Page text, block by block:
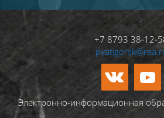
+7 8793
Электронно‑информационная